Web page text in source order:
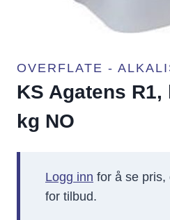
OVERFLATE -
KS Agatens R1,
kg NO
Logg inn for å se pris,
for tilbud.